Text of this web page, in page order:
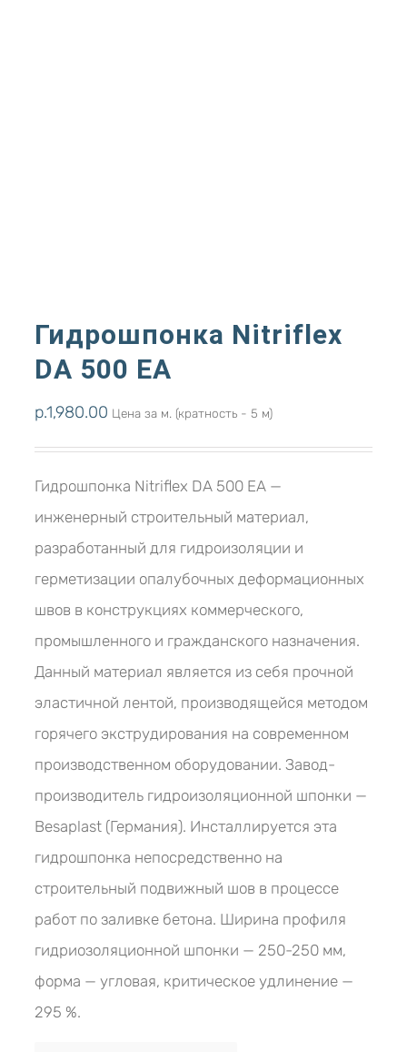
Гидрошпонка Nitriflex
DА 500 ЕА
р.1,980.00 Цена за м. (кратность - 5 м)
Гидрошпонка Nitriflex DА 500 ЕА —
инженерный строительный материал,
разработанный для гидроизоляции и
герметизации опалубочных деформационных
швов в конструкциях коммерческого,
промышленного и гражданского назначения.
Данный материал является из себя прочной
эластичной лентой, производящейся методом
горячего экструдирования на современном
производственном оборудовании. Завод-
производитель гидроизоляционной шпонки —
Besaplast (Германия). Инсталлируется эта
гидрошпонка непосредственно на
строительный подвижный шов в процессе
работ по заливке бетона. Ширина профиля
гидриозоляционной шпонки — 250-250 мм,
форма — угловая, критическое удлинение —
295 %.